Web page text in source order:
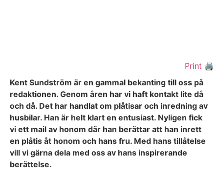
Print 🖨
Kent Sundström är en gammal bekanting till oss på
redaktionen. Genom åren har vi haft kontakt lite då
och då. Det har handlat om plåtisar och inredning av
husbilar. Han är helt klart en entusiast. Nyligen fick
vi ett mail av honom där han berättar att han inrett
en plåtis åt honom och hans fru. Med hans tillåtelse
vill vi gärna dela med oss av hans inspirerande
berättelse.